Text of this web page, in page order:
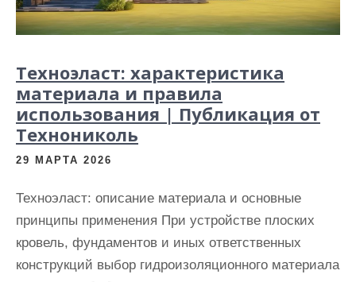
Техноэласт: характеристика
материала и правила
использования | Публикация от
Технониколь
29 МАРТА 2026
Техноэласт: описание материала и основные
принципы применения При устройстве плоских
кровель, фундаментов и иных ответственных
конструкций выбор гидроизоляционного материала